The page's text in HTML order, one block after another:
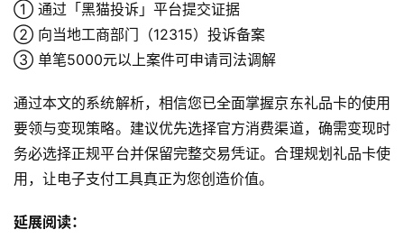
① 通过「黑猫投诉」平台提交证据
② 向当地工商部门（12315）投诉备案
③ 单笔5000元以上案件可申请司法调解
通过本文的系统解析，相信您已全面掌握京东礼品卡的使用
要领与变现策略。建议优先选择官方消费渠道，确需变现时
务必选择正规平台并保留完整交易凭证。合理规划礼品卡使
用，让电子支付工具真正为您创造价值。
延展阅读：